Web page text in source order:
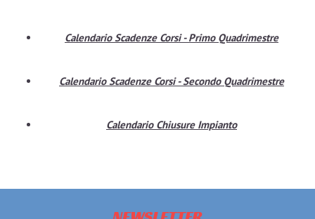
Calendario Scadenze Corsi - Primo Quadrimestre
Calendario Scadenze Corsi - Secondo Quadrimestre
Calendario Chiusure Impianto